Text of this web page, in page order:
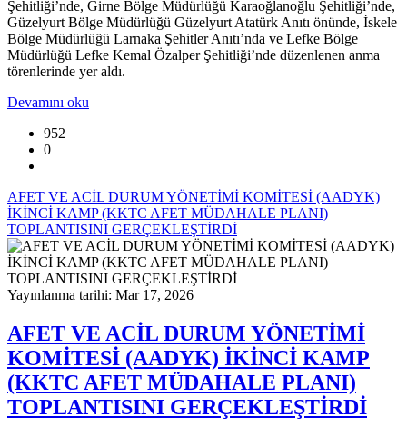
Şehitliği’nde, Girne Bölge Müdürlüğü Karaoğlanoğlu Şehitliği’nde,
Güzelyurt Bölge Müdürlüğü Güzelyurt Atatürk Anıtı önünde, İskele
Bölge Müdürlüğü Larnaka Şehitler Anıtı’nda ve Lefke Bölge
Müdürlüğü Lefke Kemal Özalper Şehitliği’nde düzenlenen anma
törenlerinde yer aldı.
Devamını oku
952
0
AFET VE ACİL DURUM YÖNETİMİ KOMİTESİ (AADYK)
İKİNCİ KAMP (KKTC AFET MÜDAHALE PLANI)
TOPLANTISINI GERÇEKLEŞTİRDİ
Yayınlanma tarihi: Mar 17, 2026
AFET VE ACİL DURUM YÖNETİMİ
KOMİTESİ (AADYK) İKİNCİ KAMP
(KKTC AFET MÜDAHALE PLANI)
TOPLANTISINI GERÇEKLEŞTİRDİ